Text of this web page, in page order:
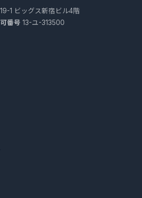
1 ビッグス新宿ビル4階
番号 13-ユ-313500